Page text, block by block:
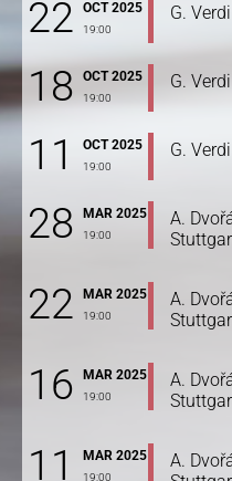
22 OCT 2025
19:00
G.
18 OCT 2025
19:00
G.
11 OCT 2025
19:00
G.
28 MAR 2025
19:00
A.
22 MAR 2025
19:00
A.
16 MAR 2025
19:00
A.
11 MAR 2025
19:00
A.